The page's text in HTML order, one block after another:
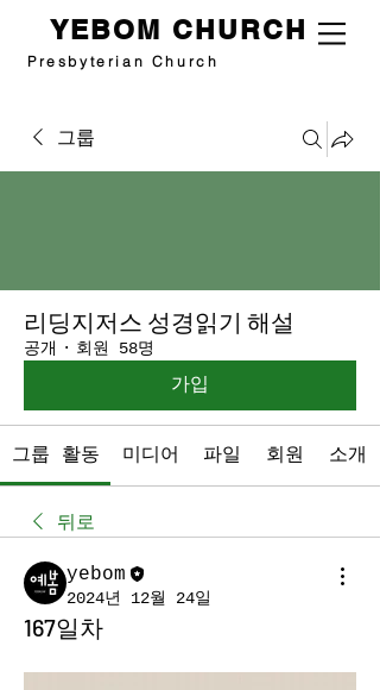
Presbyterian Church
YEBOM CHURCH
그룹
리딩지저스 성경읽기 해설
공개 · 회원 58명
가입
그룹 활동 미디어 파일 회원 소개
뒤로
yebom
2024년 12월 24일
167일차